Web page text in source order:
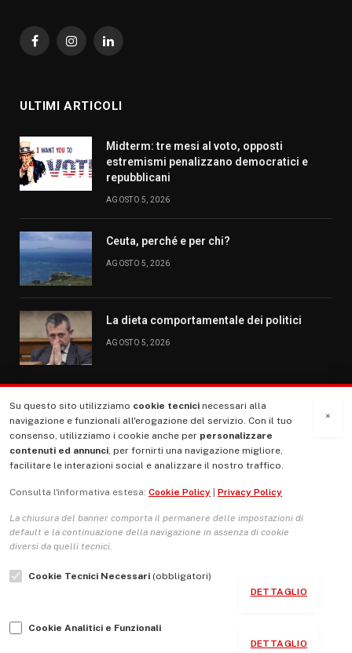
FacebookInstagramLinkedIn
ULTIMI ARTICOLI
Midterm: tre mesi al voto, opposti
estremismi penalizzano democratici e
repubblicani
AGOSTO 5, 2026
Ceuta, perché e per chi?
AGOSTO 5, 2026
La dieta comportamentale dei politici
AGOSTO 5, 2026
MENU
La Nostra Storia
Le Copertine
L’Associazione
Indirizzo Socio Politico Culturale
Guida per le autrici e gli autori
×
Su questo sito utilizziamo cookie tecnici necessari alla
navigazione e funzionali all'erogazione del servizio. Con il tuo
consenso, utilizziamo i cookie anche per personalizzare
contenuti ed annunci, per fornirti una navigazione migliore,
facilitare le interazioni social e analizzare il nostro traffico.
Consulta l'informativa estesa: Cookie Policy Privacy Policy
La chiusura del banner comporta il permanere delle impostazioni di
default e la continuazione della navigazione in assenza di cookie
diversi da quelli tecnici.
Cookie Tecnici Necessari (obbligatori)
DETTAGLIO
Cookie Analitici e Funzionali
DETTAGLIO